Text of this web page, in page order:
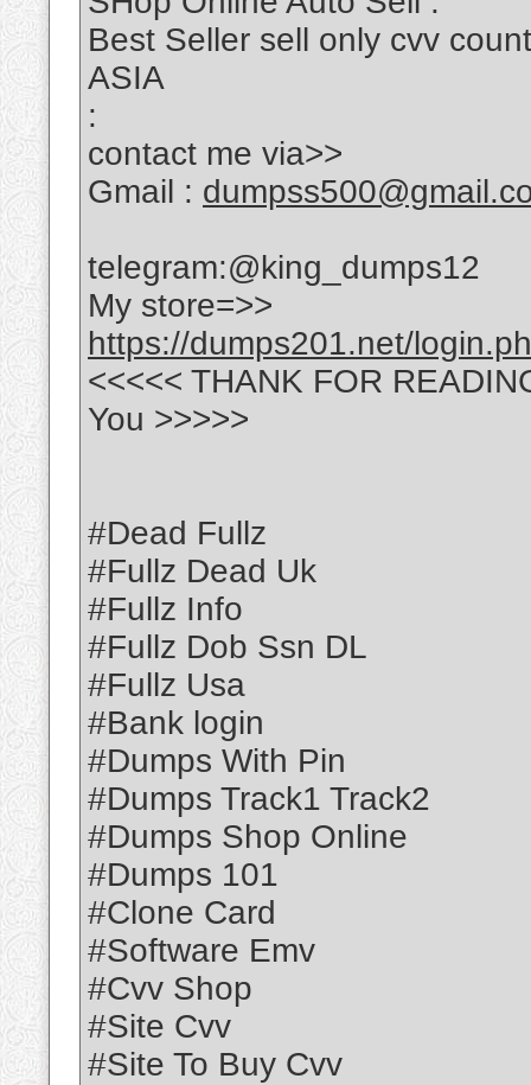
Best Seller sell only cvv
ASIA
:
contact me via>>
Gmail :
telegram:@king_dumps12
My store=>>
https://dumps201.net/
<<<<< THANK FOR
You >>>>>
#Dead Fullz
#Fullz Dead Uk
#Fullz Info
#Fullz Dob Ssn DL
#Fullz Usa
#Bank login
#Dumps With Pin
#Dumps Track1 Track2
#Dumps Shop Online
#Dumps 101
#Clone Card
#Software Emv
#Cvv Shop
#Site Cvv
#Site To Buy Cvv